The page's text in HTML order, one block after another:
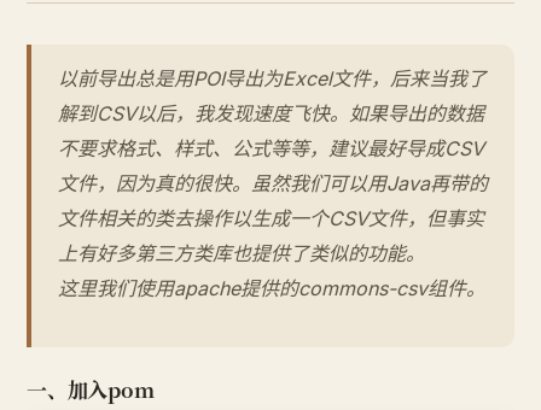
以前导出总是用POI导出为Excel文件，后来当我了
解到CSV以后，我发现速度飞快。如果导出的数据
不要求格式、样式、公式等等，建议最好导成CSV
文件，因为真的很快。虽然我们可以用Java再带的
文件相关的类去操作以生成一个CSV文件，但事实
上有好多第三方类库也提供了类似的功能。
这里我们使用apache提供的commons-csv组件。
一、加入pom